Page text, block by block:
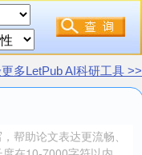
多LetPub AI科研工具 >>